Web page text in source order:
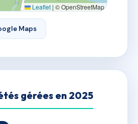
Leaflet | © OpenStreetMap
Maps
gérées en 2025